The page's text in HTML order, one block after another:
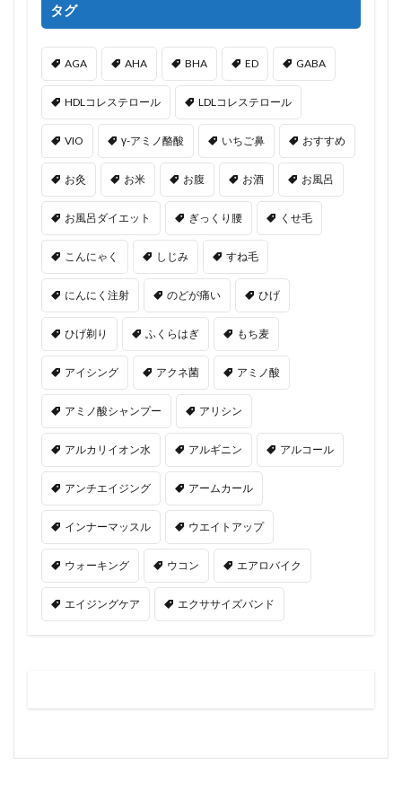
タグ
AGA AHA BHA ED GABA
HDLコレステロール LDLコレステロール
VIO γ-アミノ酪酸 いちご鼻 おすすめ
お灸 お米 お腹 お酒 お風呂
お風呂ダイエット ぎっくり腰 くせ毛
こんにゃく しじみ すね毛
にんにく注射 のどが痛い ひげ
ひげ剃り ふくらはぎ もち麦
アイシング アクネ菌 アミノ酸
アミノ酸シャンプー アリシン
アルカリイオン水 アルギニン アルコール
アンチエイジング アームカール
インナーマッスル ウエイトアップ
ウォーキング ウコン エアロバイク
エイジングケア エクササイズバンド